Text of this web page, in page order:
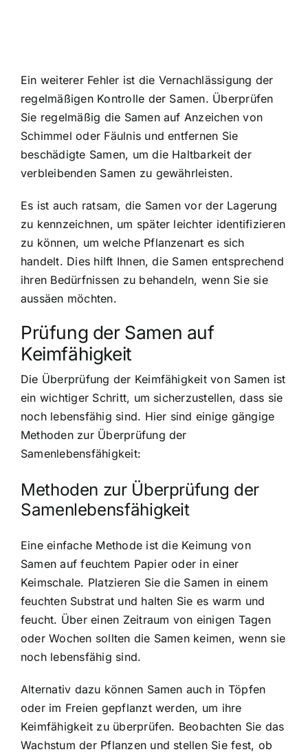
Ein weiterer Fehler ist die Vernachlässigung der
regelmäßigen Kontrolle der Samen. Überprüfen
Sie regelmäßig die Samen auf Anzeichen von
Schimmel oder Fäulnis und entfernen Sie
beschädigte Samen, um die Haltbarkeit der
verbleibenden Samen zu gewährleisten.
Es ist auch ratsam, die Samen vor der Lagerung
zu kennzeichnen, um später leichter identifizieren
zu können, um welche Pflanzenart es sich
handelt. Dies hilft Ihnen, die Samen entsprechend
ihren Bedürfnissen zu behandeln, wenn Sie sie
aussäen möchten.
Prüfung der Samen auf
Keimfähigkeit
Die Überprüfung der Keimfähigkeit von Samen ist
ein wichtiger Schritt, um sicherzustellen, dass sie
noch lebensfähig sind. Hier sind einige gängige
Methoden zur Überprüfung der
Samenlebensfähigkeit:
Methoden zur Überprüfung der
Samenlebensfähigkeit
Eine einfache Methode ist die Keimung von
Samen auf feuchtem Papier oder in einer
Keimschale. Platzieren Sie die Samen in einem
feuchten Substrat und halten Sie es warm und
feucht. Über einen Zeitraum von einigen Tagen
oder Wochen sollten die Samen keimen, wenn sie
noch lebensfähig sind.
Alternativ dazu können Samen auch in Töpfen
oder im Freien gepflanzt werden, um ihre
Keimfähigkeit zu überprüfen. Beobachten Sie das
Wachstum der Pflanzen und stellen Sie fest, ob